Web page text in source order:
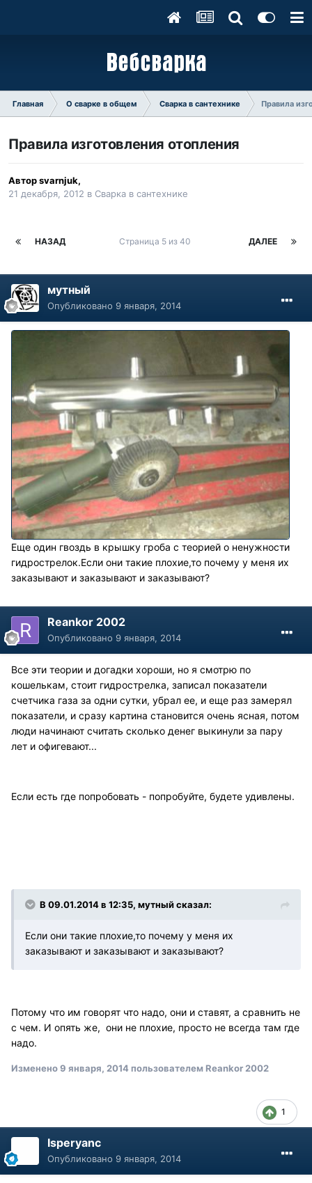
Главная О сварке в общем Сварка в сантехнике Правила
Правила изготовления отопления
Авторsvarnjuk,
21 декабря, 2012 в Сварка в сантехнике
НАЗАД ДАЛЕЕ
Страница 5 из 40
мутный
Опубликовано 9 января, 2014
Еще один гвоздь в крышку гроба с теорией о ненужности
гидрострелок.Если они такие плохие,то почему у меня их
заказывают и заказывают и заказывают?
Reankor 2002
Опубликовано 9 января, 2014
Все эти теории и догадки хороши, но я смотрю по
кошелькам, стоит гидрострелка, записал показатели
счетчика газа за одни сутки, убрал ее, и еще раз замерял
показатели, и сразу картина становится очень ясная, потом
люди начинают считать сколько денег выкинули за пару
лет и офигевают...
Если есть где попробовать - попробуйте, будете удивлены.
В 09.01.2014 в 12:35, мутный сказал:
Если они такие плохие,то почему у меня их
заказывают и заказывают и заказывают?
Потому что им говорят что надо, они и ставят, а сравнить не
с чем. И опять же, они не плохие, просто не всегда там где
надо.
Изменено9 января, 2014пользователем Reankor 2002
1
Isperyanc
Опубликовано 9 января, 2014